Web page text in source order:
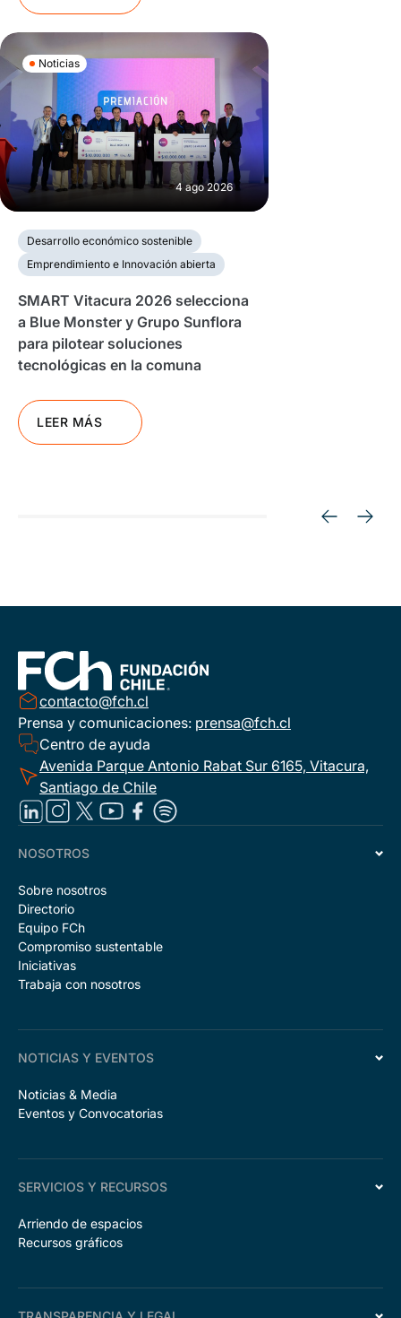
Noticias
4 ago 2026
Desarrollo económico sostenible
Emprendimiento e Innovación abierta
SMART Vitacura 2026 selecciona
a Blue Monster y Grupo Sunflora
para pilotear soluciones
tecnológicas en la comuna
LEER MÁS
contacto@fch.cl
Prensa y comunicaciones: prensa@fch.cl
Centro de ayuda
Avenida Parque Antonio Rabat Sur 6165, Vitacura,
Santiago de Chile
NOSOTROS
Sobre nosotros
Directorio
Equipo FCh
Compromiso sustentable
Iniciativas
Trabaja con nosotros
NOTICIAS Y EVENTOS
Noticias & Media
Eventos y Convocatorias
SERVICIOS Y RECURSOS
Arriendo de espacios
Recursos gráficos